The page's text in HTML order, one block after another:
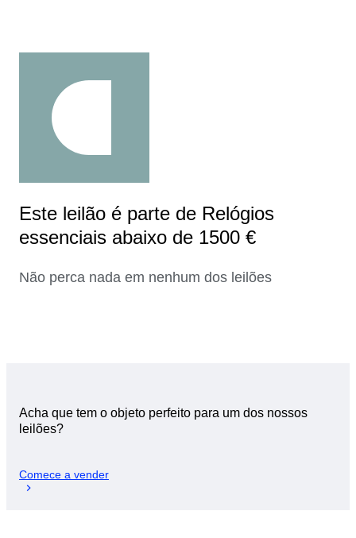
Este leilão é parte de Relógios
essenciais abaixo de 1500 €
Não perca nada em nenhum dos leilões
Acha que tem o objeto perfeito para um dos nossos
leilões?
Comece a vender